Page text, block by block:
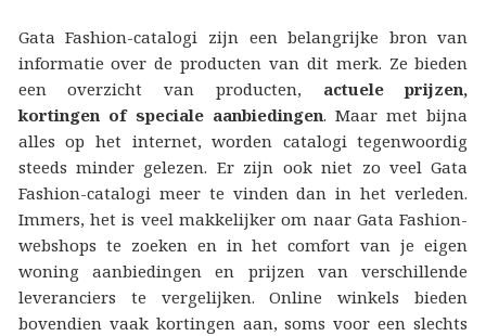
Gata Fashion-catalogi zijn een belangrijke bron van
informatie over de producten van dit merk. Ze bieden
een overzicht van producten, actuele prijzen,
kortingen of speciale aanbiedingen. Maar met bijna
alles op het internet, worden catalogi tegenwoordig
steeds minder gelezen. Er zijn ook niet zo veel Gata
Fashion-catalogi meer te vinden dan in het verleden.
Immers, het is veel makkelijker om naar Gata Fashion-
webshops te zoeken en in het comfort van je eigen
woning aanbiedingen en prijzen van verschillende
leveranciers te vergelijken. Online winkels bieden
bovendien vaak kortingen aan, soms voor een slechts